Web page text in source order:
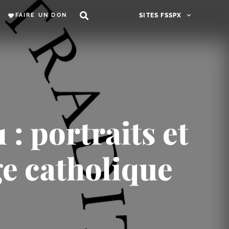
FAIRE UN DON SITES FSSPX
: portraits et
catholique